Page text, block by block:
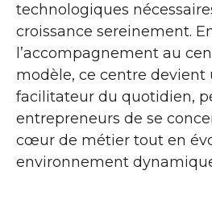
technologiques
croissance sereinement.
l’accompagnement au
modèle, ce centre devient
facilitateur du quotidien,
entrepreneurs de se
cœur de métier tout en
environnement